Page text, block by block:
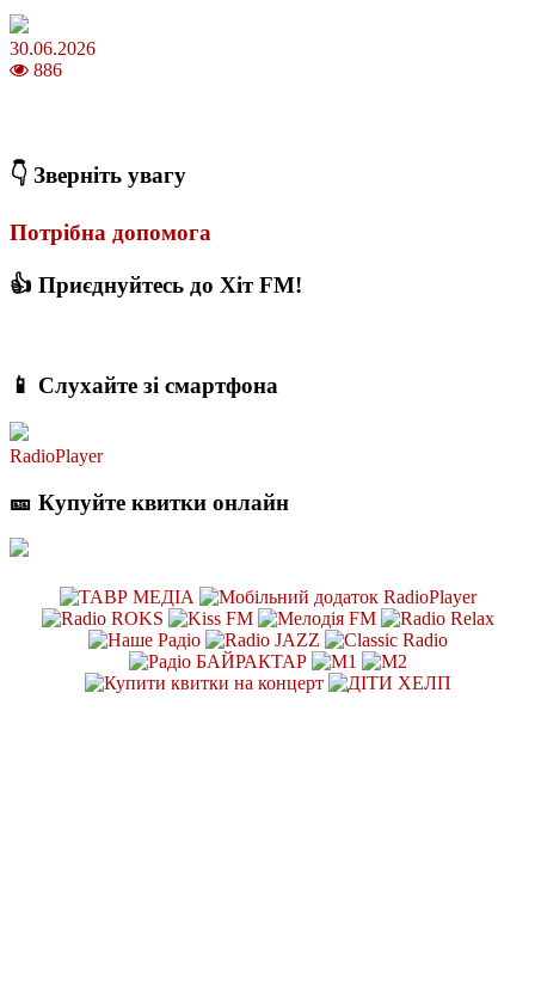
30.06.2026
886
👇 Зверніть увагу
Потрібна допомога
👍 Приєднуйтесь до Хіт FM!
📱 Слухайте зі смартфона
RadioPlayer
🎫 Купуйте квитки онлайн